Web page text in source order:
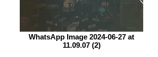
WhatsApp Image 2024-06-27 at
11.09.07 (2)